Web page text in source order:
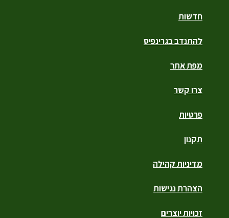
חדשות
להתנדב בגרינפיס
מפת אתר
צרו קשר
פרטיות
תקנון
מדיניות קהילה
הצהרת נגישות
זכויות יוצרים